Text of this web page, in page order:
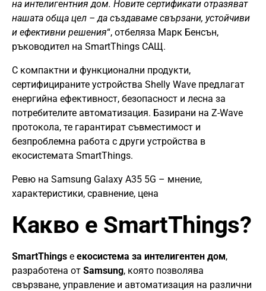
на интелигентния дом. Новите сертификати отразяват
нашата обща цел – да създаваме свързани, устойчиви
и ефективни решения“, отбеляза Марк Бенсън,
ръководител на SmartThings САЩ.
С компактни и функционални продукти,
сертифицираните устройства Shelly Wave предлагат
енергийна ефективност, безопасност и лесна за
потребителите автоматизация. Базирани на Z-Wave
протокола, те гарантират съвместимост и
безпроблемна работа с други устройства в
екосистемата SmartThings.
Ревю на Samsung Galaxy A35 5G – мнение,
характеристики, сравнение, цена
Какво е SmartThings?
SmartThings е екосистема за интелигентен дом,
разработена от Samsung, която позволява
свързване, управление и автоматизация на различни